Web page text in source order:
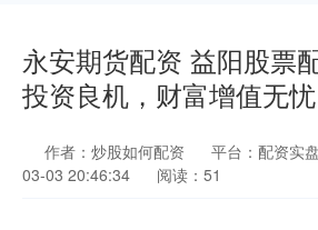
永安期货配资 益阳股票
投资良机，财富增值无忧
作者：炒股如何配资 平台：配资实
03-03 20:46:34
阅读：51